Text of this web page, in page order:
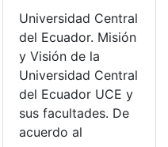
Universidad Central
del Ecuador. Misión
y Visión de la
Universidad Central
del Ecuador UCE y
sus facultades. De
acuerdo al